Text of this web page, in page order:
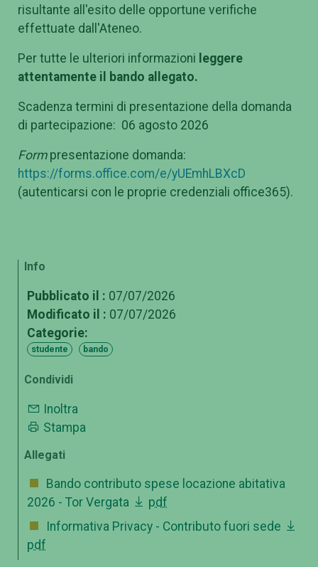
risultante all'esito delle opportune verifiche
effettuate dall'Ateneo.
Per tutte le ulteriori informazioni leggere
attentamente il bando allegato.
Scadenza termini di presentazione della domanda
di partecipazione: 06 agosto 2026
Form presentazione domanda:
https://forms.office.com/e/yUEmhLBXcD
(autenticarsi con le proprie credenziali office365).
Info
Pubblicato il : 07/07/2026
Modificato il : 07/07/2026
Categorie:
studente bando
Condividi
Inoltra
Stampa
Allegati
Bando contributo spese locazione abitativa
2026 - Tor Vergata
pdf
Informativa Privacy - Contributo fuori sede
pdf